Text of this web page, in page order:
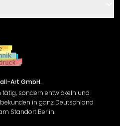
Art GmbH.
tätig, sondern entwickeln und
in ganz Deutschland
Standort Berlin.